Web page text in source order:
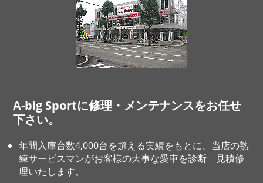
A-big Sportに修理・メンテナンスをお任せ
下さい。
年間入庫台数4,000台を超える実績をもとに、当店の熟
練サービスマンがお客様の大事な愛車を診断 見積修
理いたします。